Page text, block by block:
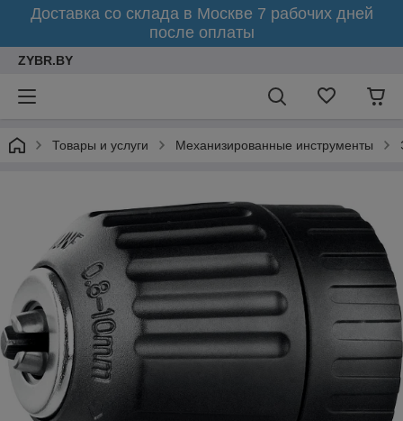
Доставка со склада в Москве 7 рабочих дней
после оплаты
ZYBR.BY
Товары и услуги Механизированные инструменты